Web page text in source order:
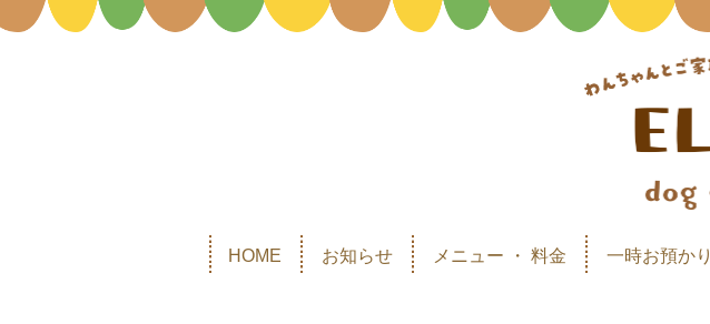
HOME お知らせ メニュー ・ 料金 一時お預かり